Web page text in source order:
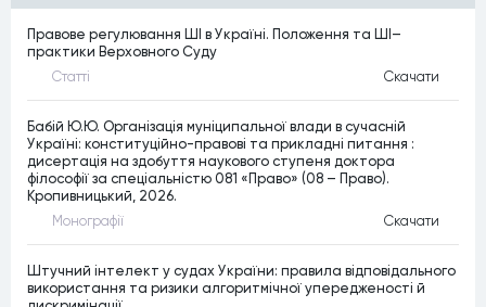
Правове регулювання ШІ в Україні. Положення та ШІ–
практики Верховного Суду
Статтi Скачати
Бабій Ю.Ю. Організація муніципальної влади в сучасній
Україні: конституційно-правові та прикладні питання :
дисертація на здобуття наукового ступеня доктора
філософії за спеціальністю 081 «Право» (08 – Право).
Кропивницький, 2026.
Монографiї Скачати
Штучний інтелект у судах України: правила відповідального
використання та ризики алгоритмічної упередженості й